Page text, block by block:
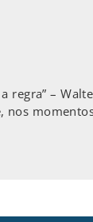
regra” –